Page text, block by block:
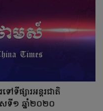
ទីផ្សារអន្តរជាតិ
ទី១ ឆ្នាំ២០២០